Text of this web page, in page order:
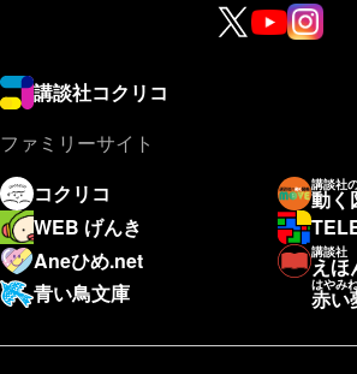
講談社コクリコ
ファミリーサイト
コクリコ
講談社
動く
WEB げんき
Aneひめ.net
講談社
えほ
青い鳥文庫
はやみ
赤い